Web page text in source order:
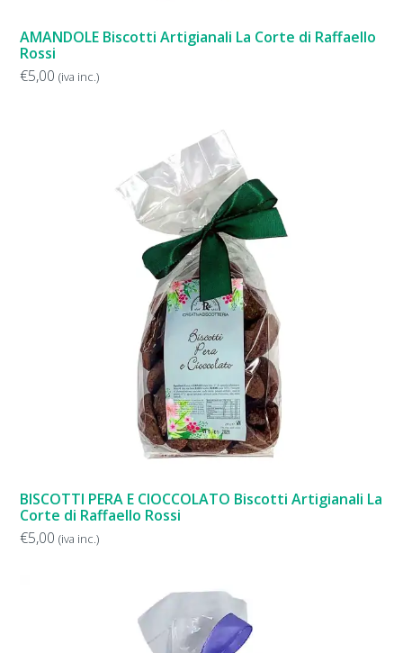
AMANDOLE Biscotti Artigianali La Corte di Raffaello
Rossi
€5,00 (iva inc.)
BISCOTTI PERA E CIOCCOLATO Biscotti Artigianali La
Corte di Raffaello Rossi
€5,00 (iva inc.)